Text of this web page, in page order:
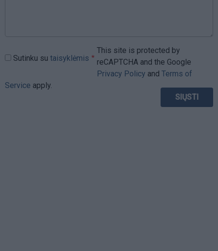
Sutinku su taisyklėmis
This site is protected by
reCAPTCHA and the Google
Privacy Policy and Terms of
Service apply.